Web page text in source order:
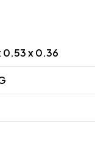
0.53 x 0.36